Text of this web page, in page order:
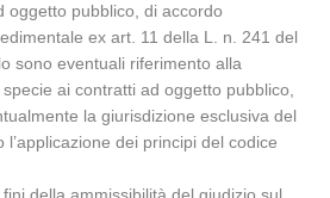
oggetto pubblico, di accordo
ex art. 11 della L. n. 241 del
sono eventuali riferimento alla
ai contratti ad oggetto pubblico,
la giurisdizione esclusiva del
dei principi del codice